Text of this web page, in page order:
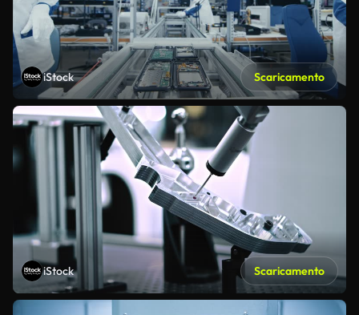
iStock Scaricamento
iStock Scaricamento